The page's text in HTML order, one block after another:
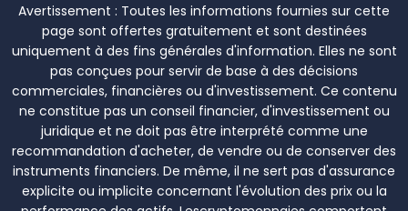
Avertissement : Toutes les informations fournies sur cette
page sont offertes gratuitement et sont destinées
uniquement à des fins générales d'information. Elles ne sont
pas conçues pour servir de base à des décisions
commerciales, financières ou d'investissement. Ce contenu
ne constitue pas un conseil financier, d'investissement ou
juridique et ne doit pas être interprété comme une
recommandation d'acheter, de vendre ou de conserver des
instruments financiers. De même, il ne sert pas d'assurance
explicite ou implicite concernant l'évolution des prix ou la